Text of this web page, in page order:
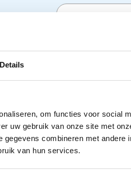
Details
om functies voor social
uw gebruik van onze site met
combineren met andere
van hun services.